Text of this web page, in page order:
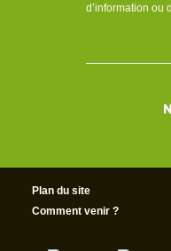
d’information ou
Plan du site
Comment venir ?